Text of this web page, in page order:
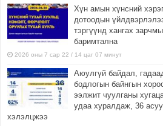
Хүн амын хүнсний
дотоодын
тэргүүнд хангах
баримтална
2026 оны 7 сар 22 / 14 цаг 07 минут
Аюулгүй байдал,
бодлогын байнгын
ээлжит чуулганы
удаа хуралдаж, 36
хэлэлцжээ